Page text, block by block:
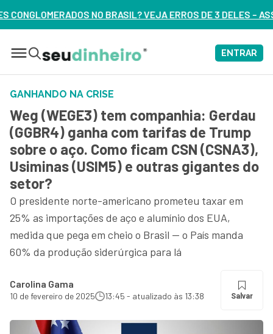
VEJA ERROS DE 3 DELES – ASSISTA AGORA
ENTRAR
GANHANDO NA CRISE
Weg (WEGE3) tem companhia: Gerdau
(GGBR4) ganha com tarifas de Trump
sobre o aço. Como ficam CSN (CSNA3),
Usiminas (USIM5) e outras gigantes do
setor?
O presidente norte-americano prometeu taxar em
25% as importações de aço e alumínio dos EUA,
medida que pega em cheio o Brasil — o País manda
60% da produção siderúrgica para lá
Carolina Gama
10 de fevereiro de 2025 13:45 - atualizado às 13:38 Salvar